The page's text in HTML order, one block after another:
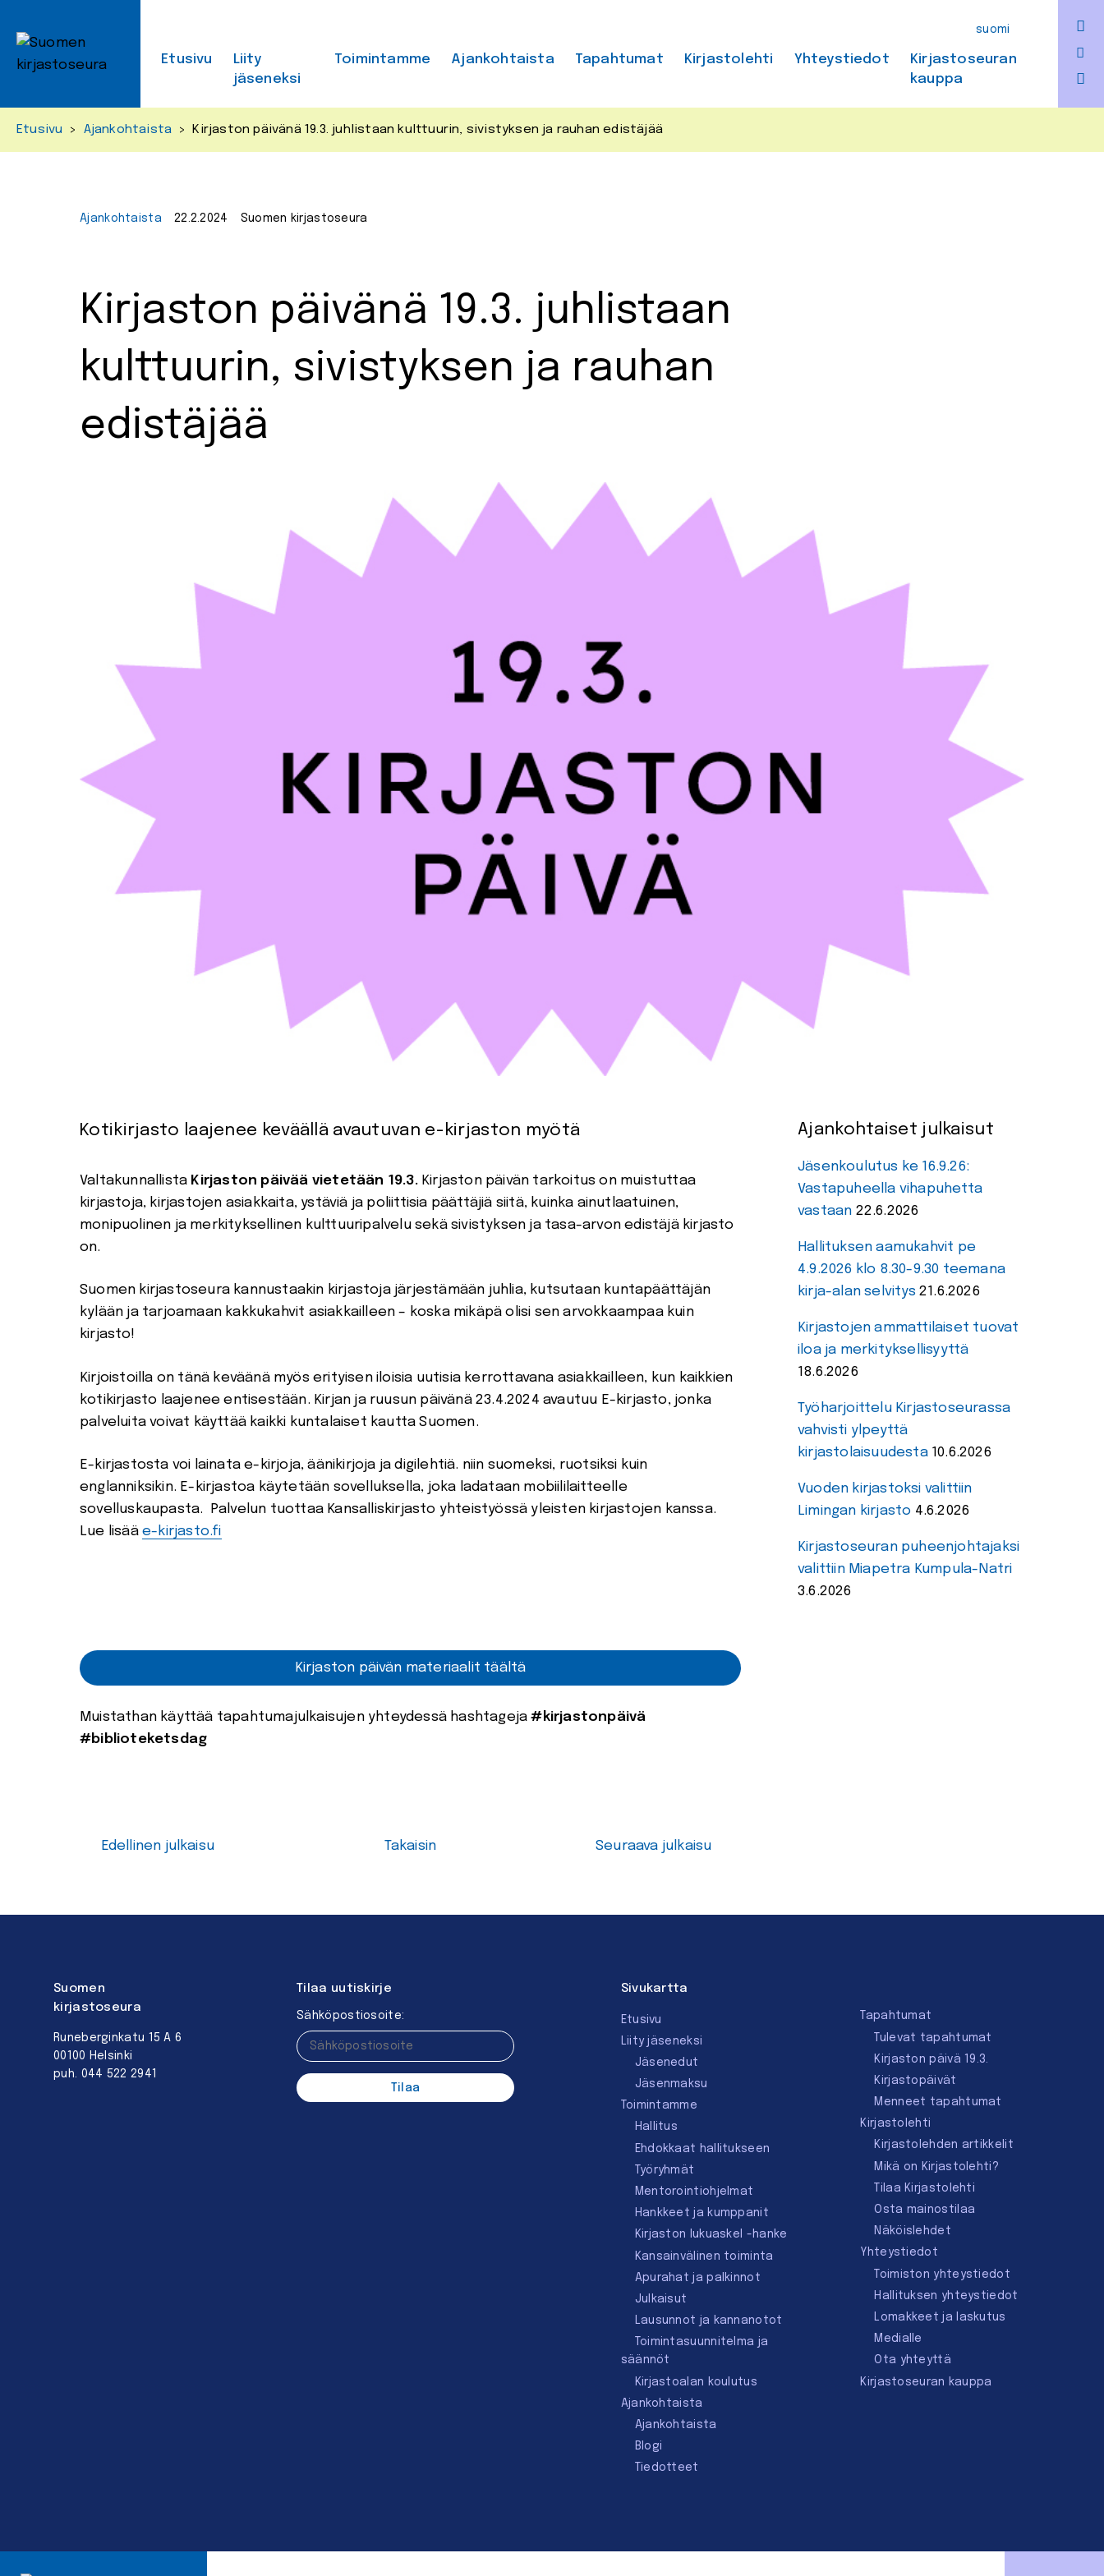
suomi
Etusivu
Liity
jäseneksi
Toimintamme Ajankohtaista Tapahtumat Kirjastolehti Yhteystiedot
Kirjastoseuran
kauppa
Etusivu > Ajankohtaista > Kirjaston päivänä 19.3. juhlistaan kulttuurin, sivistyksen ja rauhan edistäjää
Ajankohtaista 22.2.2024 Suomen kirjastoseura
Kirjaston päivänä 19.3. juhlistaan
kulttuurin, sivistyksen ja rauhan
edistäjää
Kotikirjasto laajenee keväällä avautuvan e-kirjaston myötä
Valtakunnallista Kirjaston päivää vietetään 19.3.Kirjaston päivän tarkoitus on muistuttaa
kirjastoja, kirjastojen asiakkaita, ystäviä ja poliittisia päättäjiä siitä, kuinka ainutlaatuinen,
monipuolinen ja merkityksellinen kulttuuripalvelu sekä sivistyksen ja tasa-arvon edistäjä kirjasto
on.
Suomen kirjastoseura kannustaakin kirjastoja järjestämään juhlia, kutsutaan kuntapäättäjän
kylään ja tarjoamaan kakkukahvit asiakkailleen – koska mikäpä olisi sen arvokkaampaa kuin
kirjasto!
Kirjoistoilla on tänä keväänä myös erityisen iloisia uutisia kerrottavana asiakkailleen, kun kaikkien
kotikirjasto laajenee entisestään. Kirjan ja ruusun päivänä 23.4.2024 avautuu E-kirjasto, jonka
palveluita voivat käyttää kaikki kuntalaiset kautta Suomen.
E-kirjastosta voi lainata e-kirjoja, äänikirjoja ja digilehtiä. niin suomeksi, ruotsiksi kuin
englanniksikin. E-kirjastoa käytetään sovelluksella, joka ladataan mobiililaitteelle
sovelluskaupasta. Palvelun tuottaa Kansalliskirjasto yhteistyössä yleisten kirjastojen kanssa.
Lue lisää e-kirjasto.fi
Kirjaston päivän materiaalit täältä
Muistathan käyttää tapahtumajulkaisujen yhteydessä hashtageja#kirjastonpäivä
#biblioteketsdag
Edellinen julkaisu Takaisin Seuraava julkaisu
Ajankohtaiset julkaisut
Jäsenkoulutus ke 16.9.26:
Vastapuheella vihapuhetta
vastaan 22.6.2026
Hallituksen aamukahvit pe
4.9.2026 klo 8.30-9.30 teemana
kirja-alan selvitys 21.6.2026
Kirjastojen ammattilaiset tuovat
iloa ja merkityksellisyyttä
18.6.2026
Työharjoittelu Kirjastoseurassa
vahvisti ylpeyttä
kirjastolaisuudesta 10.6.2026
Vuoden kirjastoksi valittiin
Limingan kirjasto 4.6.2026
Kirjastoseuran puheenjohtajaksi
valittiin Miapetra Kumpula-Natri
3.6.2026
Suomen
kirjastoseura
Runeberginkatu 15 A 6
00100 Helsinki
puh. 044 522 2941
Tilaa uutiskirje
Sähköpostiosoite:
Sivukartta
Etusivu
Liity jäseneksi
Jäsenedut
Jäsenmaksu
Toimintamme
Hallitus
Ehdokkaat hallitukseen
Työryhmät
Mentorointi­ohjelmat
Hankkeet ja kumppanit
Kirjaston lukuaskel -hanke
Kansainvälinen toiminta
Apurahat ja palkinnot
Julkaisut
Lausunnot ja kannanotot
Toimintasuunnitelma ja
säännöt
Kirjastoalan koulutus
Ajankohtaista
Ajankohtaista
Blogi
Tiedotteet
Tapahtumat
Tulevat tapahtumat
Kirjaston päivä 19.3.
Kirjastopäivät
Menneet tapahtumat
Kirjastolehti
Kirjastolehden artikkelit
Mikä on Kirjastolehti?
Tilaa Kirjastolehti
Osta mainostilaa
Näköislehdet
Yhteystiedot
Toimiston yhteystiedot
Hallituksen yhteystiedot
Lomakkeet ja laskutus
Medialle
Ota yhteyttä
Kirjastoseuran kauppa